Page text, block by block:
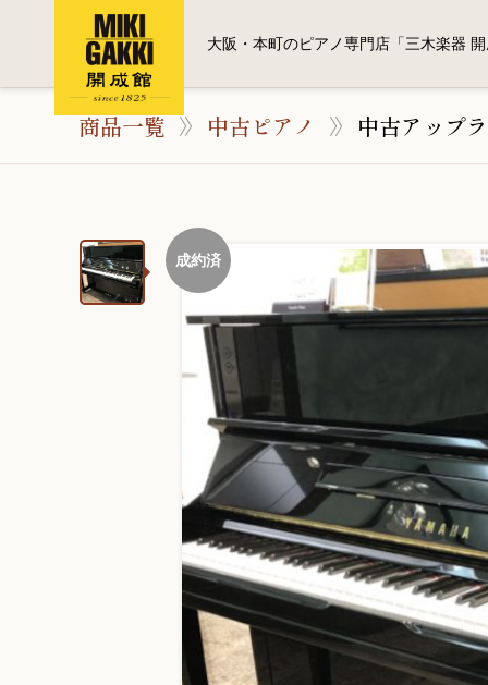
大阪・本町のピアノ専門店「三木楽器
商品一覧 中古ピアノ 中古アップ
成約済